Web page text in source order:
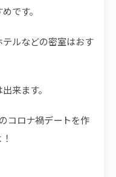
です。
ルなどの密室はおす
来ます。
コロナ禍デートを作